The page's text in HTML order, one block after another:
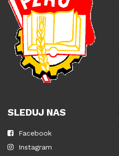
SLEDUJ NAS
Facebook
Instagram